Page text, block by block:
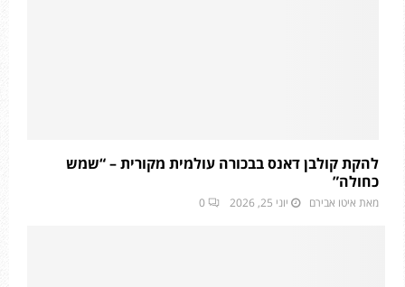
להקת קולבן דאנס בבכורה עולמית מקורית – “שמש
כחולה”
מאת איטו אבירם יוני 25, 2026 0